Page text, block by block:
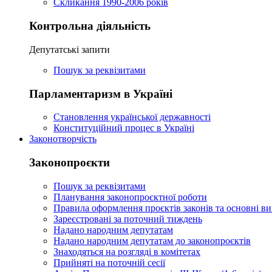
Скликання 1990-2006 років
Контрольна діяльність
Депутатські запити
Пошук за реквізитами
Парламентаризм в Україні
Становлення української державності
Конституційний процес в Україні
Законотворчість
Законопроєкти
Пошук за реквізитами
Планування законопроєктної роботи
Правила оформлення проєктів законів та основні
Зареєстровані за поточний тиждень
Надано народним депутатам
Надано народним депутатам до законопроєктів
Знаходяться на розгляді в комітетах
Прийняті на поточній сесії